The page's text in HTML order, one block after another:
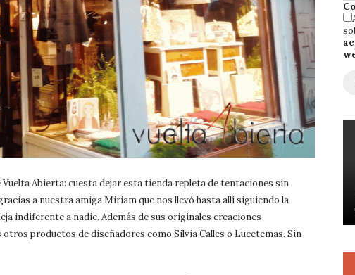
Abierta: cuesta dejar esta tienda repleta de tentaciones sin
a nuestra amiga Miriam que nos llevó hasta allí siguiendo la
indiferente a nadie. Además de sus originales creaciones
productos de diseñadores como Silvia Calles o Lucetemas. Sin